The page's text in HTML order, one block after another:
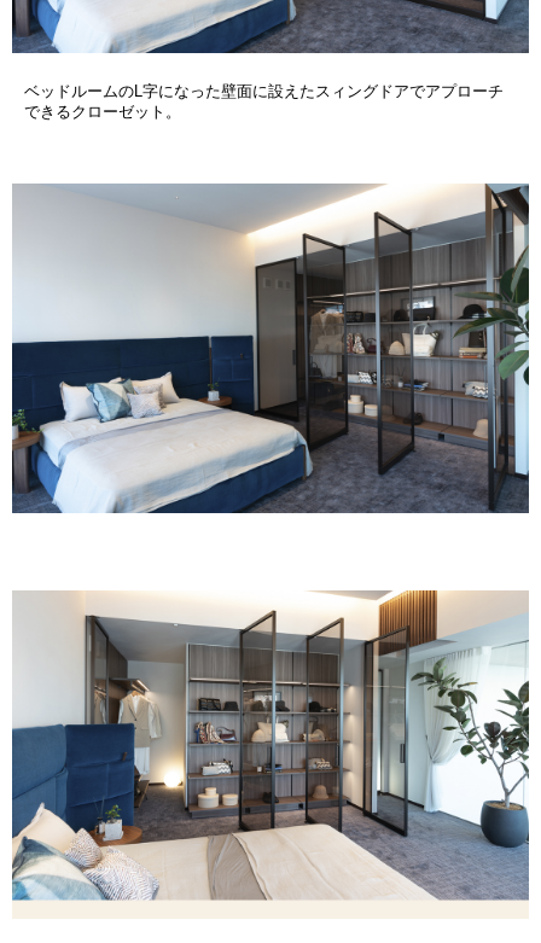
ベッドルームのL字になった壁面に設えたスィングドアでアプローチ
できるクローゼット。